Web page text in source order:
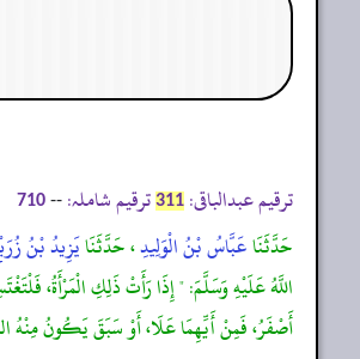
ترقیم عبدالباقی: 311 ترقیم شاملہ: --
710
حَدَّثَنَاعَبَّاسُ بْنُ الْوَلِيدِ، حَدَّثَنَايَزِيدُ بْنُ
اللَّهُ عَلَيْهِ وَسَلَّمَ: " إِذَا رَأَتْ ذَلِكِ الْمَرْأَةُ،
أَصْفَرُ، فَمِنْ أَيِّهِمَا عَلَا، أَوْ سَبَقَ يَكُونُ مِنْهُ